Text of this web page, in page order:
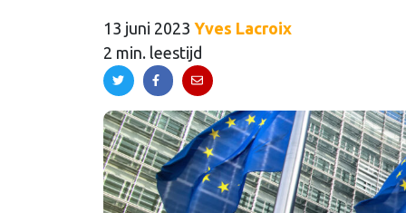
13 juni 2023 Yves Lacroix
2 min. leestijd